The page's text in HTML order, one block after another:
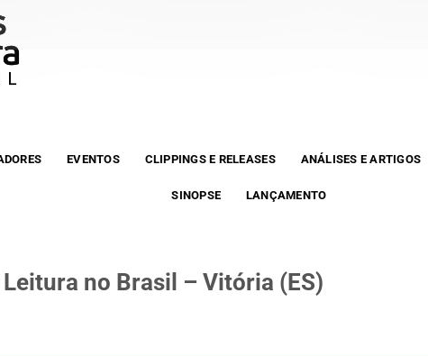
EVENTOS CLIPPINGS E RELEASES ANÁLISES E ARTIGOS
SINOPSE LANÇAMENTO
no Brasil – Vitória (ES)